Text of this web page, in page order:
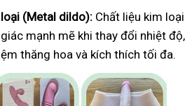
(Metal dildo): Chất liệu kim loại
mạnh mẽ khi thay đổi nhiệt độ,
thăng hoa và kích thích tối đa.